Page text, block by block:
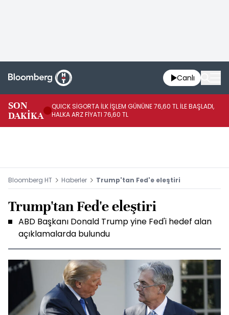
Canlı
SON
DAKİKA
QUICK SİGORTA İLK İŞLEM GÜNÜNE 76,60 TL İLE BAŞLADI,
HALKA ARZ FİYATI 76,60 TL
Bloomberg HT Haberler Trump'tan Fed'e eleştiri
Trump'tan Fed'e eleştiri
ABD Başkanı Donald Trump yine Fed'i hedef alan
açıklamalarda bulundu